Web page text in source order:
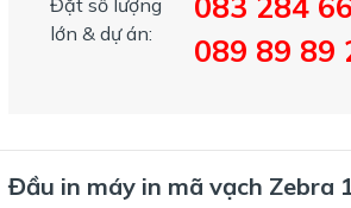
Đặt số lượng
lớn & dự án:
089 89 89
Đầu in máy in mã vạch Zebra